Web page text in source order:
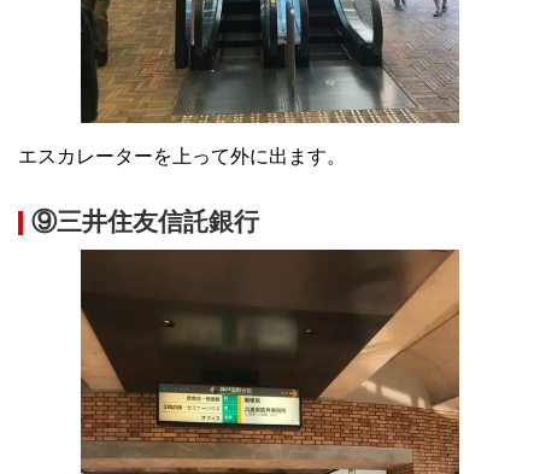
エスカレーターを上って外に出ます。
⑨三井住友信託銀行